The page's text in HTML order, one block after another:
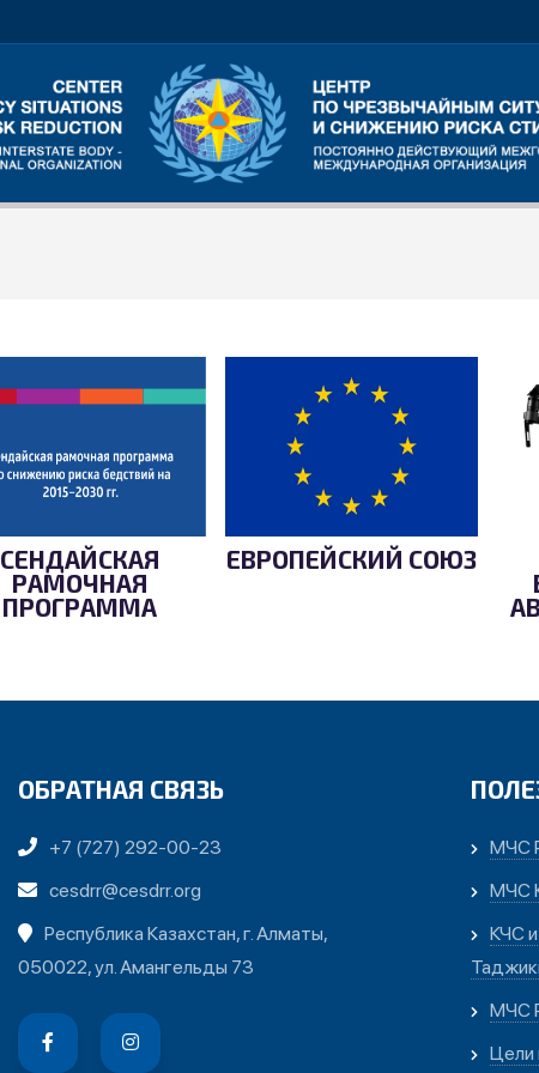
СЕНДАЙСКАЯ
РАМОЧНАЯ
ПРОГРАММА
ЕВРОПЕЙСКИЙ СОЮЗ
ОБРАТНАЯ СВЯЗЬ
+7 (727) 292-00-23
cesdrr@cesdrr.org
Республика Казахстан, г. Алматы,
050022, ул. Амангельды 73
МЧС
МЧС
КЧС
МЧС
Цели